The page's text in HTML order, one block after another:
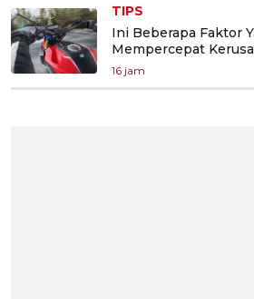
TIPS
Ini Beberapa Faktor
Mempercepat
16 jam